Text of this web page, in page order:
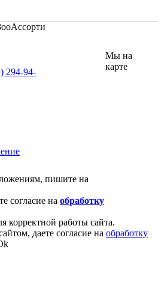
294-94-
Мы на
карте
пишите на
согласие на обработку
корректной работы сайта.
даете согласие на обработку